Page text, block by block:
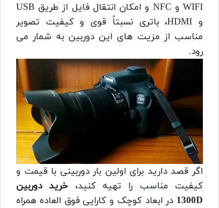
WIFI و NFC و امکان انتقال فایل از طریق USB
و HDMI، باتری نسبتاً قوی و کیفیت تصویر
مناسب از مزیت های این دوربین به شمار می
رود.
اگر قصد دارید برای اولین بار دوربینی با قیمت و
کیفیت مناسب را تهیه کنید، خرید دوربین
1300D در ابعاد کوچک و کارایی فوق العاده همراه